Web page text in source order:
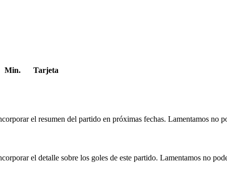
Min. Tarjeta
el resumen del partido en próximas fechas. Lamentamos no
el detalle sobre los goles de este partido. Lamentamos no